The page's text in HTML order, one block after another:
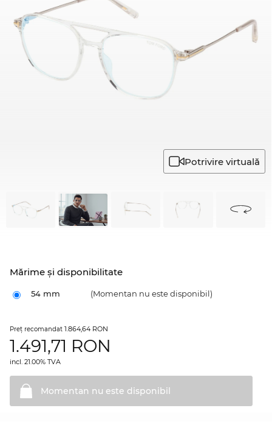
Potrivire virtuală
Mărime şi disponibilitate
54 mm (Momentan nu este disponibil)
Preţ recomandat 1.864,64 RON
1.491,71 RON
incl. 21.00% TVA
Momentan nu este disponibil